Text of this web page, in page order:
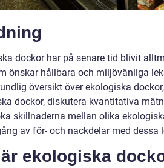
dockor har på senare tid blivit
önskar hållbara och miljövänliga
översikt över ekologiska
dockor, diskutera kvantitativa
skillnaderna mellan olika
av för- och nackdelar med dessa
ekologiska